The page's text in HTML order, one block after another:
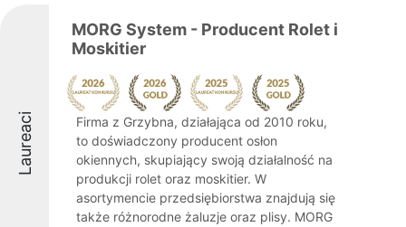
Laureaci
MORG System - Producent Rolet i
Moskitier
Firma z Grzybna, działająca od 2010 roku,
to doświadczony producent osłon
okiennych, skupiający swoją działalność na
produkcji rolet oraz moskitier. W
asortymencie przedsiębiorstwa znajdują się
także różnorodne żaluzje oraz plisy. MORG